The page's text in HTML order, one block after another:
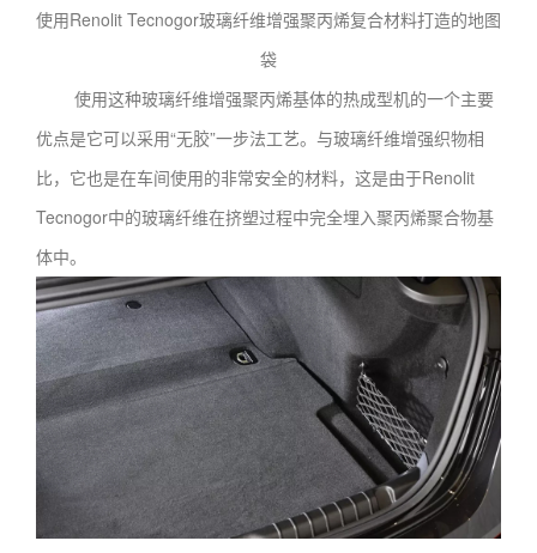
使用Renolit Tecnogor玻璃纤维增强聚丙烯复合材料打造的地图
袋
使用这种玻璃纤维增强聚丙烯基体的热成型机的一个主要
优点是它可以采用“无胶”一步法工艺。与玻璃纤维增强织物相
比，它也是在车间使用的非常安全的材料，这是由于Renolit
Tecnogor中的玻璃纤维在挤塑过程中完全埋入聚丙烯聚合物基
体中。